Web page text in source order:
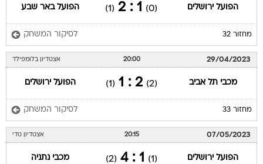
הפועל ירושלים (0)
1 : 2
(1) הפועל באר שבע
מחזור 32 לסיקור המשחק
29/04/2023
20:00 אצטדיון בלומפילד
מכבי תל אביב (2)
2 : 1
(1) הפועל ירושלים
מחזור 33 לסיקור המשחק
07/05/2023
20:15 אצטדיון טדי
הפועל ירושלים (1)
1 : 4
(2) מכבי נתניה